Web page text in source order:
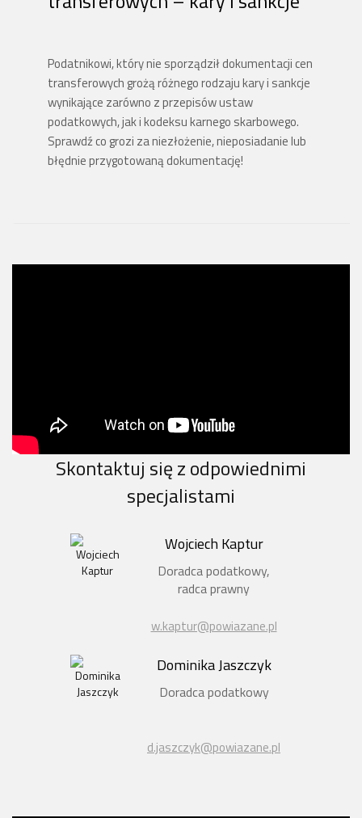
Podatnikowi, który nie sporządził dokumentacji cen
transferowych grożą różnego rodzaju kary i sankcje
wynikające zarówno z przepisów ustaw
podatkowych, jak i kodeksu karnego skarbowego.
Sprawdź co grozi za niezłożenie, nieposiadanie lub
błędnie przygotowaną dokumentację!
Skontaktuj się z odpowiednimi
specjalistami
Wojciech Kaptur
Doradca podatkowy,
radca prawny
w.kaptur@powiazane.pl
Dominika Jaszczyk
Doradca podatkowy
d.jaszczyk@powiazane.pl